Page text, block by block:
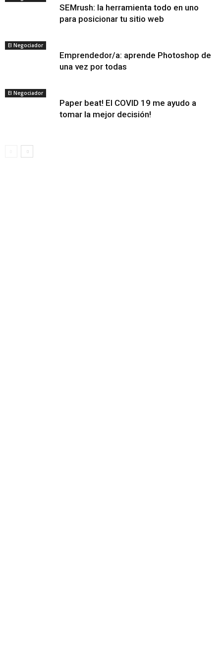
SEMrush: la herramienta todo en uno
para posicionar tu sitio web
El Negociador
Emprendedor/a: aprende Photoshop de
una vez por todas
El Negociador
Paper beat! El COVID 19 me ayudo a
tomar la mejor decisión!